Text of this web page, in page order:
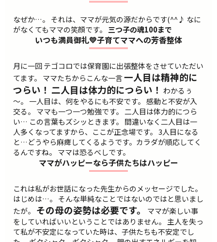
なぜか…。 それは、ママが元気の源だからです(^^♪ なに
がなくてもママの笑顔です。 三つ子の魂100まで
いつも満員御礼💛子育てママへの芳香整体
月に一回 テゴコロでは保育園に出張整体をさせていただい
てます。 ママたちからこんな一言一人目は精神的に
つらい！ 二人目は体力的につらい！ わかるぅ
～。 一人目は、何をやるにも不安です。 感動と不安が入
交る。 ママも一つ一つ勉強です。 二人目は体力的につら
い… この言葉もズシッときます。 間違いなく二人目は一
人多くなってますから、ここが正念場です。 3人目になる
と…どうやら麻痺してくるようです。カラダが順応してく
るんですね。 ママは恐るべしです。
ママがハッピーなら子供たちはハッピー
これは私がお世話になった先生からのメッセージでした。
はじめは…。 そんな単純なことではないのではと思いまし
たが。 その母の姿勢は必要です。
ママが楽しい事
をしていればいいということではありません。 主人を失っ
て私が不安定になっていた時は、子供たちも不安定でし